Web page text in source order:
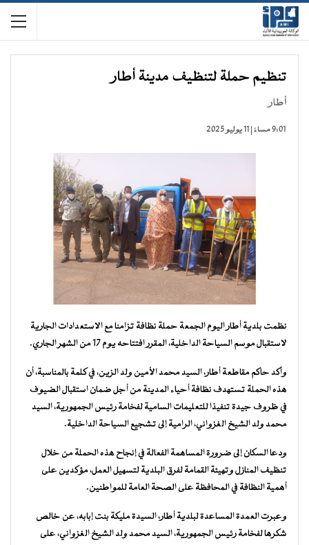
تنظيم حملة لتنظيف مدينة أطار
أطار
9:01 مساءً | 11 يوليو 2025
نظمت بلدية أطار اليوم الجمعة حملة نظافة تزامنا مع الاستعدادات الجارية
لاستقبال موسم السياحة الداخلية، المقرر افتتاحه يوم 17 من الشهر الجاري.
وأكد حاكم مقاطعة أطار، السيد محمد الأمين ولد الزين، في كلمة بالمناسبة، أن
هذه الحملة تستهدف نظافة أحياء المدينة من أجل ضمان استقبال الضيوف
في ظروف جيدة تنفيذا للتعليمات السامية لفخامة رئيس الجمهورية، السيد
محمد ولد الشيخ الغزواني، الرامية إلى تشجيع السياحة الداخلية.
ودعا السكان إلى ضرورة المساهمة الفعالة في إنجاح هذه الحملة من خلال
تنظيف المنازل وتهيئة القمامة لفرق البلدية لتسهيل العمل، مؤكدين على
أهمية النظافة في المحافظة على الصحة العامة للمواطنين.
وعبرت العمدة المساعدة لبلدية أطار، السيدة مليكة بنت إبابه، عن خالص
شكرها لفخامة رئيس الجمهورية، السيد محمد ولد الشيخ الغزواني، على